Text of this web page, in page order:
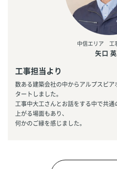
中信エリア 工
矢口
工事担当より
数ある建築会社の中からアルプスピ
タートしました。
工事中大工さんとお話をする中で共
上がる場面もあり、
何かのご縁を感じました。